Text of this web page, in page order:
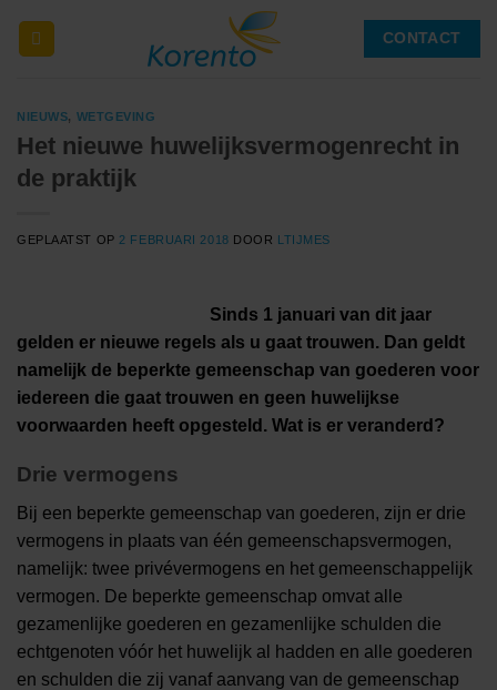
naar
CONTACT
NIEUWS, WETGEVING
Het nieuwe huwelijksvermogenrecht in
de praktijk
GEPLAATST OP 2 FEBRUARI 2018 DOOR LTIJMES
Sinds 1 januari van dit jaar
gelden er nieuwe regels als u gaat trouwen. Dan geldt
namelijk de beperkte gemeenschap van goederen voor
iedereen die gaat trouwen en geen huwelijkse
voorwaarden heeft opgesteld. Wat is er veranderd?
Drie vermogens
Bij een beperkte gemeenschap van goederen, zijn er drie
vermogens in plaats van één gemeenschapsvermogen,
namelijk: twee privévermogens en het gemeenschappelijk
vermogen. De beperkte gemeenschap omvat alle
gezamenlijke goederen en gezamenlijke schulden die
echtgenoten vóór het huwelijk al hadden en alle goederen
en schulden die zij vanaf aanvang van de gemeenschap